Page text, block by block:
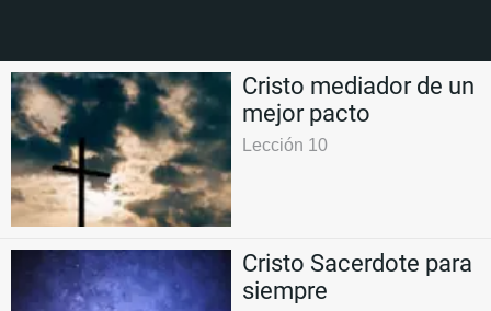
Cristo mediador de un
mejor pacto
Lección 10
Cristo Sacerdote para
siempre